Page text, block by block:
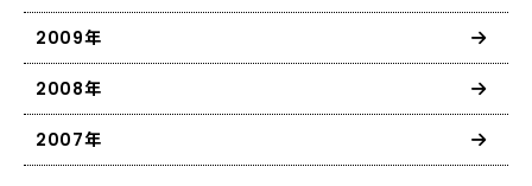
2009年
2008年
2007年